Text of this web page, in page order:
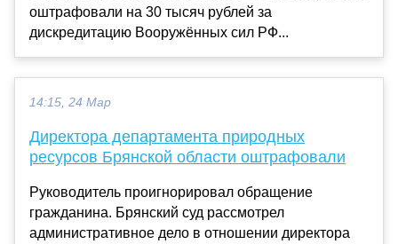
оштрафовали на 30 тысяч рублей за
дискредитацию Вооружённых сил РФ...
14:15, 24 Мар
Директора департамента природных
ресурсов Брянской области оштрафовали
Руководитель проигнорировал обращение
гражданина. Брянский суд рассмотрел
административное дело в отношении директора